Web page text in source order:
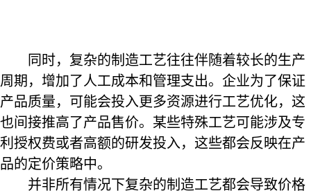
同时，复杂的制造工艺往往伴随着较长的生产
周期，增加了人工成本和管理支出。企业为了保证
产品质量，可能会投入更多资源进行工艺优化，这
也间接推高了产品售价。某些特殊工艺可能涉及专
利授权费或者高额的研发投入，这些都会反映在产
品的定价策略中。
并非所有情况下复杂的制造工艺都会导致价格